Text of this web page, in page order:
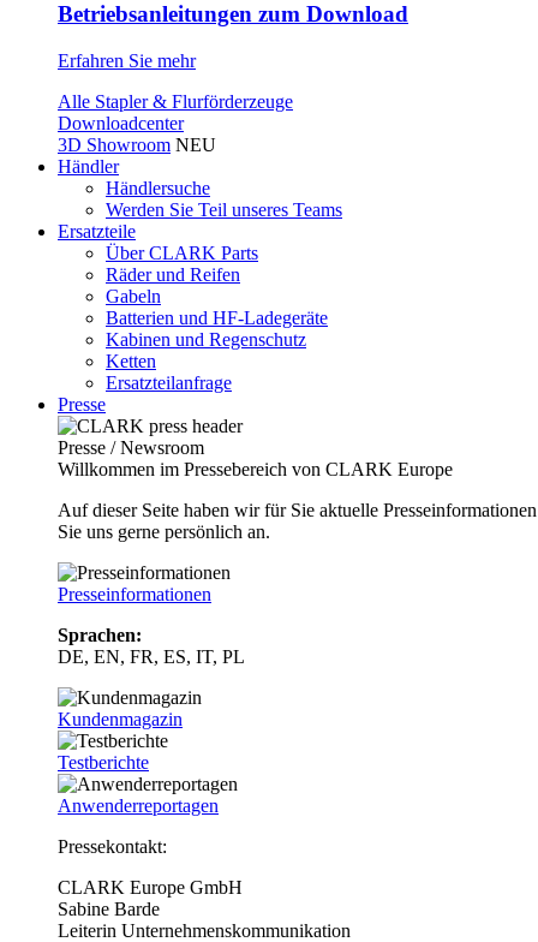
Betriebsanleitungen zum Download
Erfahren Sie mehr
Alle Stapler & Flurförderzeuge
Downloadcenter
3D Showroom NEU
Händler
Händlersuche
Werden Sie Teil unseres Teams
Ersatzteile
Über CLARK Parts
Räder und Reifen
Gabeln
Batterien und HF-Ladegeräte
Kabinen und Regenschutz
Ketten
Ersatzteilanfrage
Presse
Presse / Newsroom
Willkommen im Pressebereich von CLARK Europe
Auf dieser Seite haben wir für Sie aktuelle
Sie uns gerne persönlich an.
Presseinformationen
Sprachen:
DE, EN, FR, ES, IT, PL
Kundenmagazin
Testberichte
Anwenderreportagen
Pressekontakt:
CLARK Europe GmbH
Sabine Barde
Leiterin Unternehmenskommunikation